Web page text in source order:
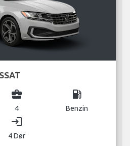
business_center
4
local_gas_station
Benzin
login
4 Dør